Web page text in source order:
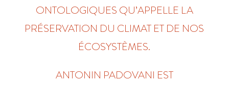
ONTOLOGIQUES QU’APPELLE LA
PRÉSERVATION DU CLIMAT ET DE NOS
ÉCOSYSTÈMES.
ANTONIN PADOVANI EST